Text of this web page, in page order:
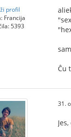
profil
Francija
5393
Ĉu
31.